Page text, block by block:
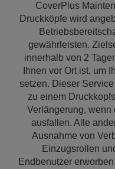
CoverPlus
Druckköpfe wird
gewährleisten.
innerhalb von 2
Ihnen vor Ort ist, um
setzen. Dieser
zu einem
Verlängerung, wenn
ausfallen. Alle
Ausnahme von
Einzugsrollen
Endbenutzer